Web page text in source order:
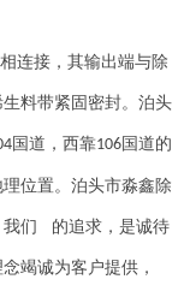
连接，其输出端与除
料带紧固密封。泊头
国道，西靠106 国道的
位置。泊头市淼鑫除
我们 的追求，是诚待
竭诚为客户提供，